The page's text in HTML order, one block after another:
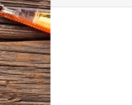
Z
á
p
a
t
í